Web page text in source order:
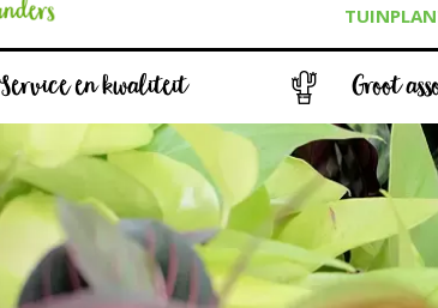
Service en kwaliteit Groot